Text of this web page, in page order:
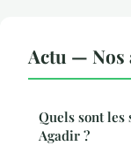
Actu — Nos
Quels sont
Agadir ?